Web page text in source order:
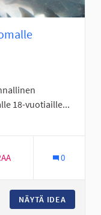
18-vuotiaille...
Seinäjoki
0
NÄYTÄ IDEA